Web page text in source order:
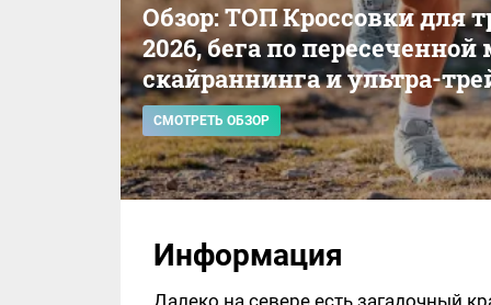
Обзор: ТОП Кроссовки для
2026, бега по пересеченной
скайраннинга и ультра-
СМОТРЕТЬ ОБЗОР
Информация
Далеко на севере есть загадочный